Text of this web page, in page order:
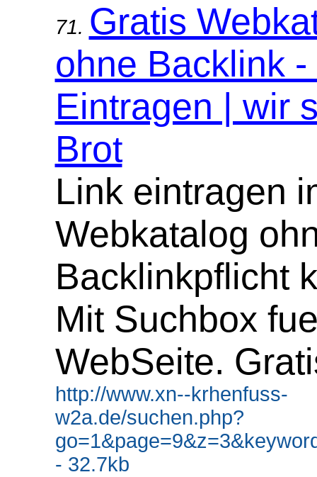
71. Gratis
ohne Backlink
Eintragen | wir
Brot
Link eintragen
Webkatalog
Backlinkpflicht
Mit Suchbox
WebSeite.
http://www.xn--krhenfuss-
w2a.de/suchen.php?
- 32.7kb